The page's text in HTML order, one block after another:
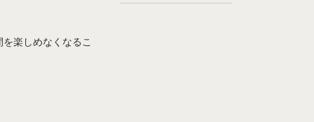
楽しめなくなるこ